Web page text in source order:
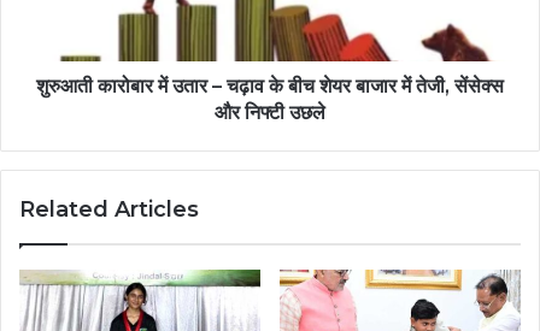
शुरुआती कारोबार में उतार – चढ़ाव के बीच शेयर बाजार में तेजी, सेंसेक्स
और निफ्टी उछले
Related Articles